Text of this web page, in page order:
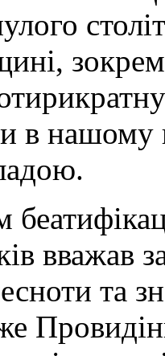
в нашому
вважав
та